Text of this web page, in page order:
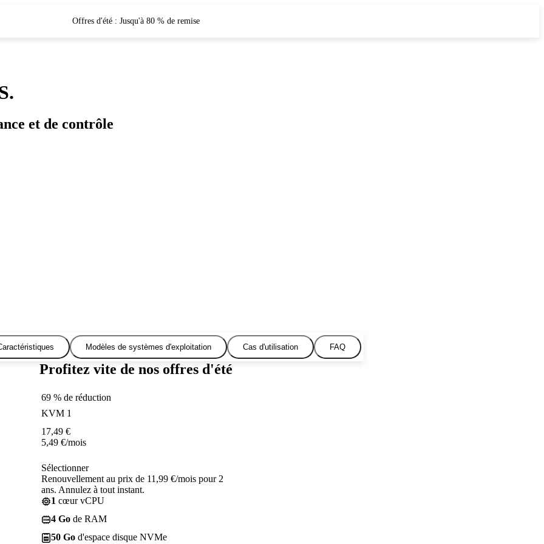
Offres d'été : Jusqu'à 80 % de remise
et de contrôle
Modèles de systèmes d'exploitation Cas d'utilisation FAQ
Profitez vite de nos offres d'été
69 % de réduction
KVM 1
17,49 €
5,49 €/mois
Sélectionner
Renouvellement au prix de 11,99 €/mois pour 2
ans. Annulez à tout instant.
1 cœur vCPU
4 Go de RAM
50 Go d'espace disque NVMe